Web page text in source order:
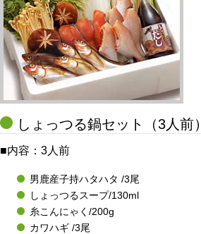
しょっつる鍋セット（3人前）
■内容：3人前
男鹿産子持ハタハタ /3尾
しょっつるスープ/130ml
糸こんにゃく/200g
カワハギ /3尾